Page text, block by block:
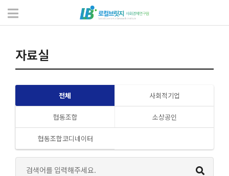
서식 및 자료
자료실
전체 사회적기업
협동조합 소상공인
협동조합코디네이터